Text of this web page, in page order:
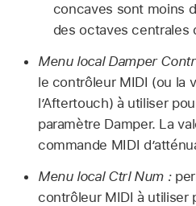
concaves sont moins
des octaves centrales
Menu local Damper
le contrôleur MIDI (ou la
l’Aftertouch) à utiliser
paramètre Damper. La
commande MIDI
Menu local Ctrl Num :
contrôleur MIDI à utiliser